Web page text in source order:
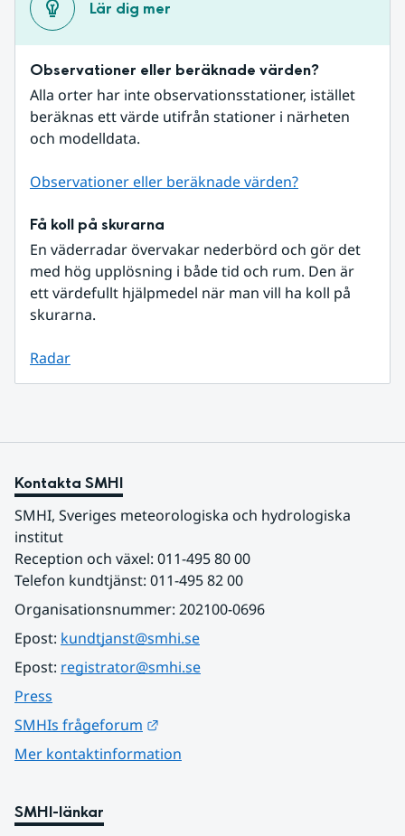
Lär dig mer
Observationer eller beräknade värden?
Alla orter har inte observationsstationer, istället
beräknas ett värde utifrån stationer i närheten
och modelldata.
Observationer eller beräknade värden?
Få koll på skurarna
En väderradar övervakar nederbörd och gör det
med hög upplösning i både tid och rum. Den är
ett värdefullt hjälpmedel när man vill ha koll på
skurarna.
Radar
Kontakta SMHI
SMHI, Sveriges meteorologiska och hydrologiska
institut
Reception och växel: 011-495 80 00
Telefon kundtjänst: 011-495 82 00
Organisationsnummer: 202100-0696
Epost: kundtjanst@smhi.se
Epost: registrator@smhi.se
Press
SMHIs frågeforum
Mer kontaktinformation
SMHI-länkar